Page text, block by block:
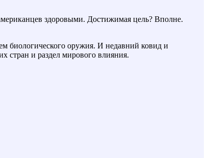
здоровыми. Достижимая цель? Вполне.
биологического оружия. И недавний ковид и
стран и раздел мирового влияния.